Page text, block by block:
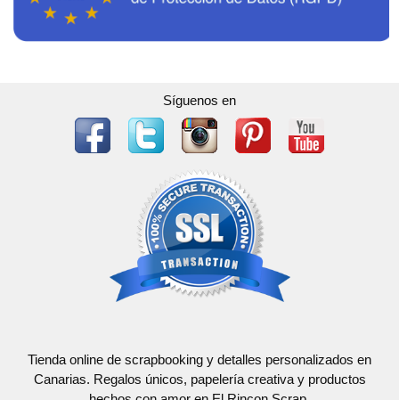
Síguenos en
Tienda online de scrapbooking y detalles personalizados en
Canarias. Regalos únicos, papelería creativa y productos